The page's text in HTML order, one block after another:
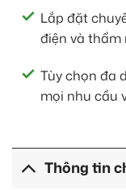
Lắp đặt
điện và thẩm
Tùy chọn đa
mọi nhu cầu
Thông tin